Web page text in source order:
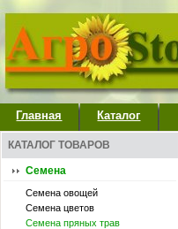
Главная Каталог
КАТАЛОГ ТОВАРОВ
Семена
Семена овощей
Семена цветов
Семена пряных трав